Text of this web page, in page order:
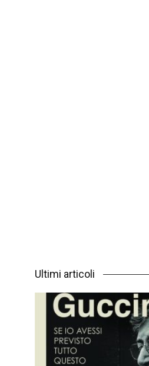
Ultimi articoli